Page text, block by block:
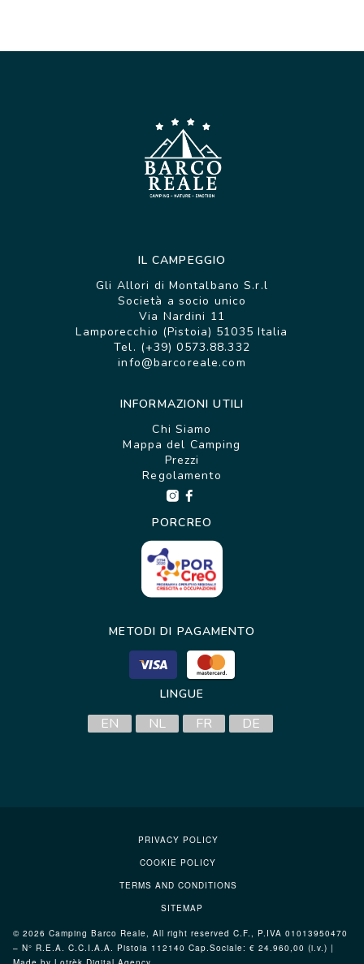
IL CAMPEGGIO
Gli Allori di Montalbano S.r.l
Società a socio unico
Via Nardini 11
Lamporecchio (Pistoia) 51035 Italia
Tel. (+39) 0573.88.332
info@barcoreale.com
INFORMAZIONI UTILI
Chi Siamo
Mappa del Camping
Prezzi
Regolamento
PORCREO
METODI DI PAGAMENTO
LINGUE
EN NL FR DE
© 2026 Camping Barco Reale, All right reserved C.F., P.IVA 01013950470
– N° R.E.A. C.C.I.A.A. Pistoia 112140 Cap.Sociale: € 24.960,00 (i.v.) |
PRIVACY POLICY
COOKIE POLICY
TERMS AND CONDITIONS
SITEMAP